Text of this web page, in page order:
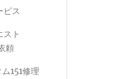
ビス
スト
頼
151修理